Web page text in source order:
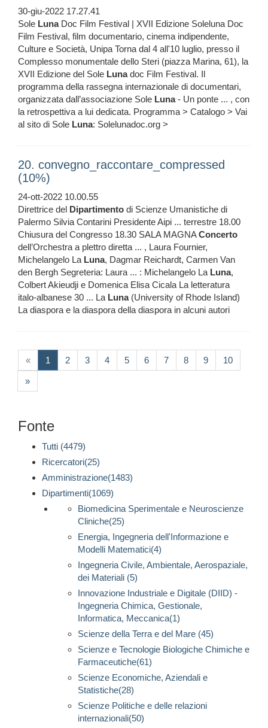
30-giu-2022 17.27.41
Sole LunaDoc Film Festival | XVII Edizione Soleluna Doc
Film Festival, film documentario, cinema indipendente,
Culture e Società, Unipa Torna dal 4 all'10 luglio, presso il
Complesso monumentale dello Steri (piazza Marina, 61), la
XVII Edizione del Sole Lunadoc Film Festival. Il
programma della rassegna internazionale di documentari,
organizzata dall’associazione Sole Luna- Un ponte ... , con
la retrospettiva a lui dedicata. Programma > Catalogo > Vai
al sito di Sole Luna: Solelunadoc.org >
20. convegno_raccontare_compressed
(10%)
24-ott-2022 10.00.55
Direttrice del Dipartimento di Scienze Umanistiche di
Palermo Silvia Contarini Presidente Aipi ... terrestre 18.00
Chiusura del Congresso 18.30 SALA MAGNAConcerto
dell’Orchestra a plettro diretta ... , Laura Fournier,
Michelangelo La Luna, Dagmar Reichardt, Carmen Van
den Bergh Segreteria: Laura ... : Michelangelo La Luna,
Colbert Akieudji e Domenica Elisa Cicala La letteratura
italo-albanese 30 ... La Luna(University of Rhode Island)
La diaspora e la diaspora della diaspora in alcuni autori
« 1 (current)
2 3 4 5 6 7 8 9 10
»
Fonte
Tutti (4479)
Ricercatori(25)
Amministrazione(1483)
Dipartimenti(1069)
Biomedicina Sperimentale e Neuroscienze
Cliniche(25)
Energia, Ingegneria dell'Informazione e
Modelli Matematici(4)
Ingegneria Civile, Ambientale, Aerospaziale,
dei Materiali (5)
Innovazione Industriale e Digitale (DIID) -
Ingegneria Chimica, Gestionale,
Informatica, Meccanica(1)
Scienze della Terra e del Mare (45)
Scienze e Tecnologie Biologiche Chimiche e
Farmaceutiche(61)
Scienze Economiche, Aziendali e
Statistiche(28)
Scienze Politiche e delle relazioni
internazionali(50)